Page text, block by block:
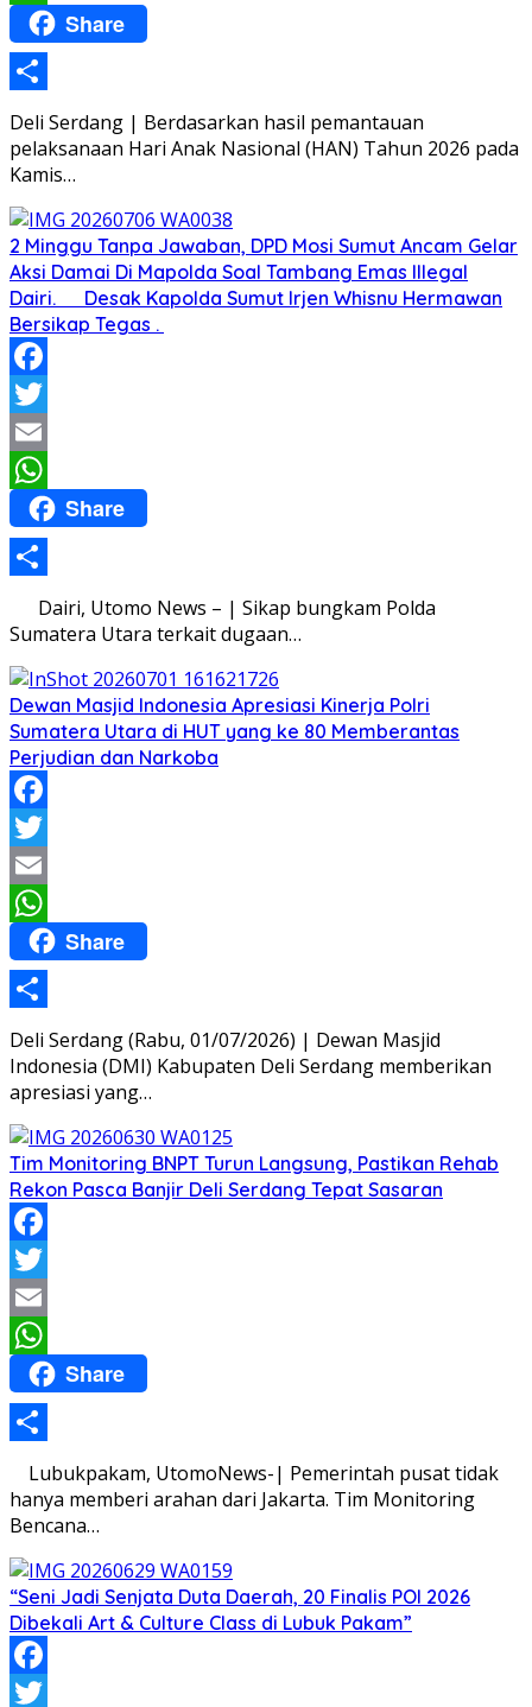
WhatsApp
Share
Share
Deli Serdang | Berdasarkan hasil pemantauan
pelaksanaan Hari Anak Nasional (HAN) Tahun 2026 pada
Kamis…
2 Minggu Tanpa Jawaban, DPD Mosi Sumut Ancam Gelar
Aksi Damai Di Mapolda Soal Tambang Emas Illegal
Dairi. Desak Kapolda Sumut Irjen Whisnu Hermawan
Bersikap Tegas .
Facebook
Twitter
Email
WhatsApp
Share
Share
Dairi, Utomo News – | Sikap bungkam Polda
Sumatera Utara terkait dugaan…
Dewan Masjid Indonesia Apresiasi Kinerja Polri
Sumatera Utara di HUT yang ke 80 Memberantas
Perjudian dan Narkoba
Facebook
Twitter
Email
WhatsApp
Share
Share
Deli Serdang (Rabu, 01/07/2026) | Dewan Masjid
Indonesia (DMI) Kabupaten Deli Serdang memberikan
apresiasi yang…
Tim Monitoring BNPT Turun Langsung, Pastikan Rehab
Rekon Pasca Banjir Deli Serdang Tepat Sasaran
Facebook
Twitter
Email
WhatsApp
Share
Share
Lubukpakam, UtomoNews-| Pemerintah pusat tidak
hanya memberi arahan dari Jakarta. Tim Monitoring
Bencana…
“Seni Jadi Senjata Duta Daerah, 20 Finalis POI 2026
Dibekali Art & Culture Class di Lubuk Pakam”
Facebook